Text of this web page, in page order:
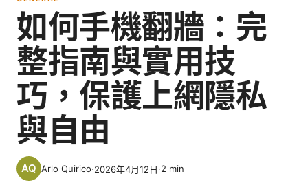
如何手機翻牆：完
整指南與實用技
巧，保護上網隱私
與自由
Arlo Quirico·2026年4月12日·2 min